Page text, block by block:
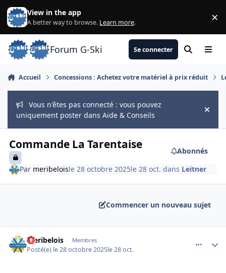
Aller au contenu
View in the app
A better way to browse. Learn more. ×
Forum G-Ski Se connecter Rechercher
Menu
Accueil Concessions : Achetez votre matériel à prix réduit
Vous n'êtes pas connecté : vous pouvez
uniquement poster dans Aide & Conseils
Hide
Commande La Tarentaise
Abonnés
Par meribeloisle 28 octobre 2025le 28 oct. dans Leitner
Commencer un nouveau sujet
meribelois Membres
Posté(e) le 28 octobre 2025le 28 oct.